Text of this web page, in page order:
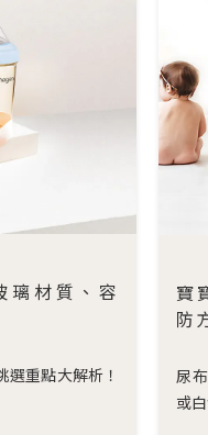
璃材質、容
重點大解析！
寶
防
尿
或